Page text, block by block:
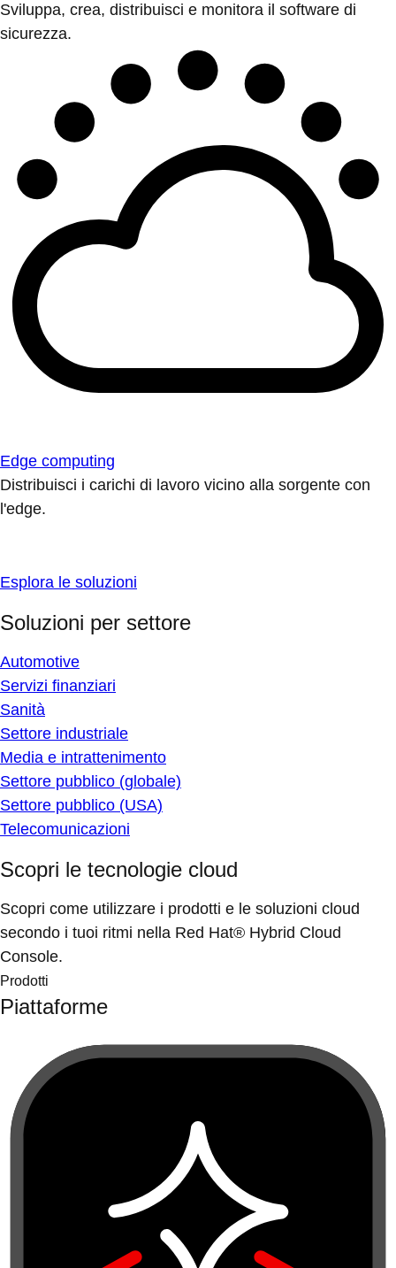
Sviluppa, crea, distribuisci e monitora il software di
sicurezza.
Edge computing
Distribuisci i carichi di lavoro vicino alla sorgente con
l'edge.
Esplora le soluzioni
Soluzioni per settore
Automotive
Servizi finanziari
Sanità
Settore industriale
Media e intrattenimento
Settore pubblico (globale)
Settore pubblico (USA)
Telecomunicazioni
Scopri le tecnologie cloud
Scopri come utilizzare i prodotti e le soluzioni cloud
secondo i tuoi ritmi nella Red Hat® Hybrid Cloud
Console.
Prodotti
Piattaforme